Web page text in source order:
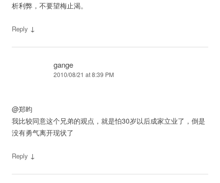
析利弊，不要望梅止渴。
Reply ↓
gange
2010/08/21 at 8:39 PM
@郑昀
我比较同意这个兄弟的观点，就是怕30岁以后成家立业了，倒是
没有勇气离开现状了
Reply ↓